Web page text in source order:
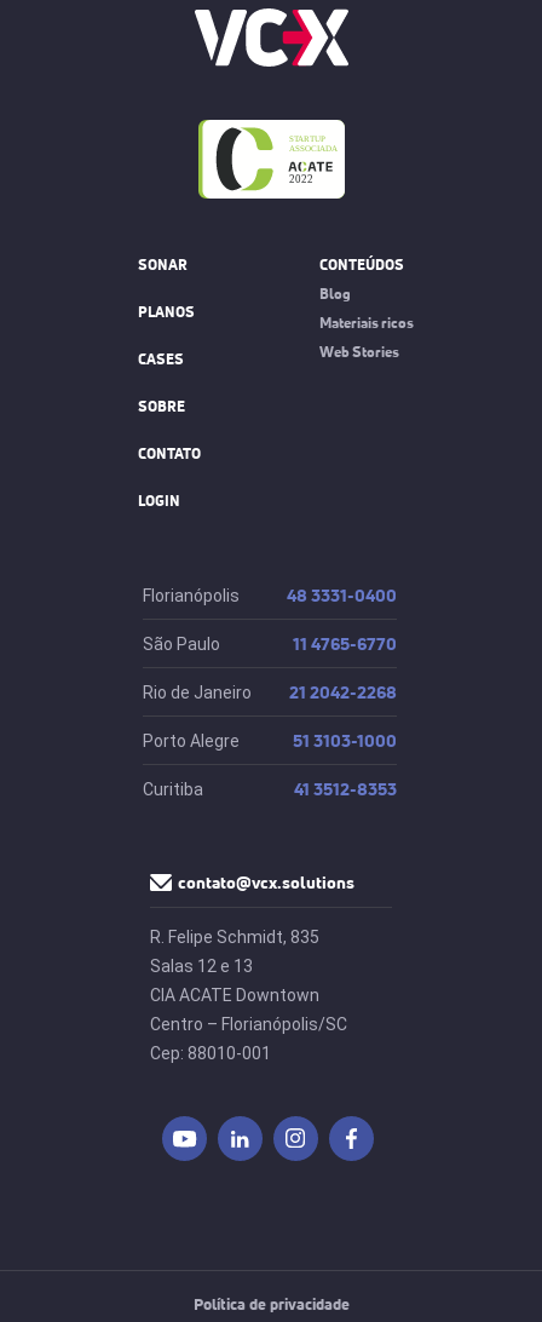
SONAR
PLANOS
CASES
SOBRE
CONTATO
LOGIN
CONTEÚDOS
Blog
Materiais ricos
Web Stories
Florianópolis 48 3331-0400
São Paulo 11 4765-6770
Rio de Janeiro 21 2042-2268
Porto Alegre 51 3103-1000
Curitiba 41 3512-8353
contato@vcx.solutions
R. Felipe Schmidt, 835
Salas 12 e 13
CIA ACATE Downtown
Centro – Florianópolis/SC
Cep: 88010-001
Política de privacidade